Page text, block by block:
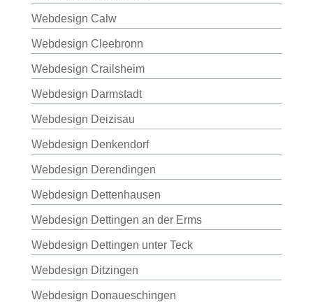
Webdesign Calw
Webdesign Cleebronn
Webdesign Crailsheim
Webdesign Darmstadt
Webdesign Deizisau
Webdesign Denkendorf
Webdesign Derendingen
Webdesign Dettenhausen
Webdesign Dettingen an der Erms
Webdesign Dettingen unter Teck
Webdesign Ditzingen
Webdesign Donaueschingen